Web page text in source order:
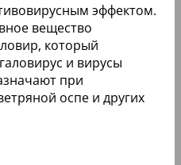
эффектом.
вещество
который
и вирусы
при
оспе и других